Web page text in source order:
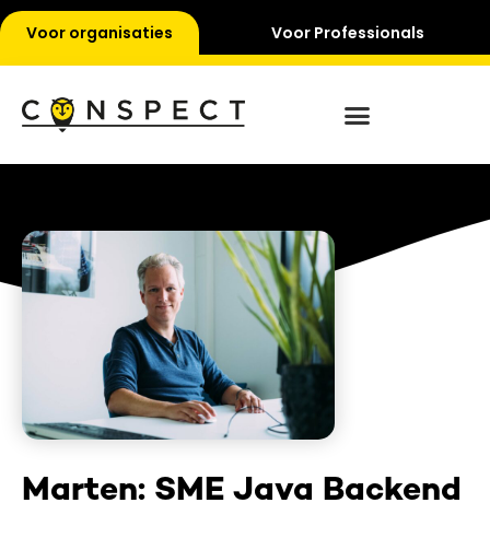
Voor organisaties Voor Professionals
Marten: SME Java Backend